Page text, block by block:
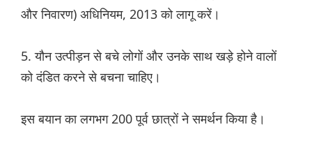
और निवारण) अधिनियम, 2013 को लागू करें।
5. यौन उत्पीड़न से बचे लोगों और उनके साथ खड़े होने वालों
को दंडित करने से बचना चाहिए।
इस बयान का लगभग 200 पूर्व छात्रों ने समर्थन किया है।